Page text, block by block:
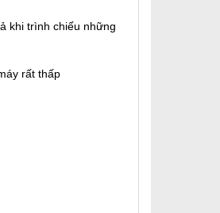
khi trình chiếu những
rất thấp